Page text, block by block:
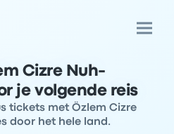
Cizre Nuh-
je volgende reis
tickets met Özlem Cizre
door het hele land.